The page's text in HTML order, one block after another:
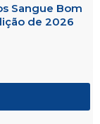
Sangue Bom
de 2026